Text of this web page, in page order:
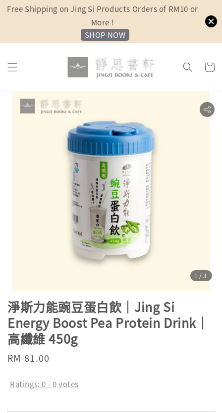
Free Shipping on Jing Si Products Orders of RM10 or
More !
SHOP NOW
1 /3
淨斯力能豌豆蛋白飲｜Jing Si
Energy Boost Pea Protein Drink｜
高纖維 450g
Regular
RM 81.00
Ratings:0 -0votes